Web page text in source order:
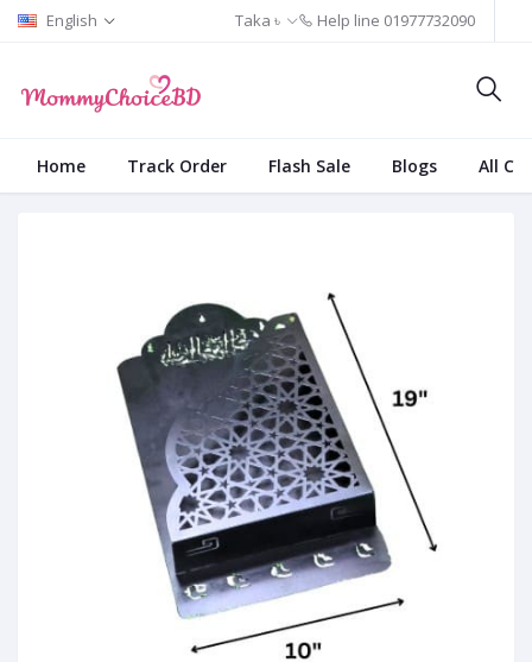
English Taka ৳ Help line 01977732090
Home Track Order Flash Sale Blogs All